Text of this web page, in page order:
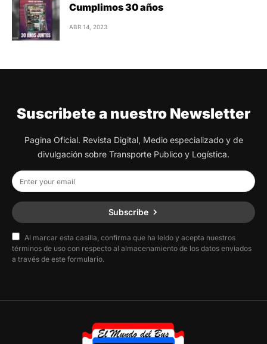
Cumplimos 30 años
ABR 14, 2023
Suscribete a nuestro Newsletter
Pagina Oficial. Revista Digital, Medio especializado y de
divulgación sobre Transporte Publico y Logística.
Subscribe
Al marcar esta casilla, confirma que ha leído y acepta nuestros
términos de uso con respecto al almacenamiento de los datos enviados
a través de este formulario.